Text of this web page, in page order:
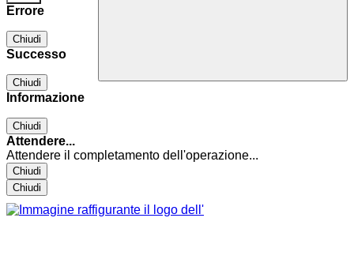
Errore
Chiudi
Successo
Chiudi
Informazione
Chiudi
Attendere...
Attendere il completamento dell'operazione...
Chiudi
Chiudi